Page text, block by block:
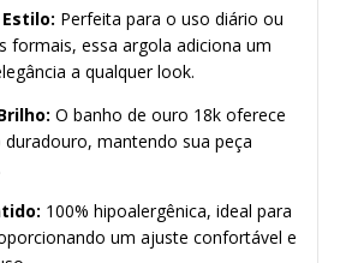
Perfeita para o uso diário ou
formais, essa argola adiciona um
a qualquer look.
O banho de ouro 18k oferece
mantendo sua peça
100% hipoalergênica, ideal para
um ajuste confortável e